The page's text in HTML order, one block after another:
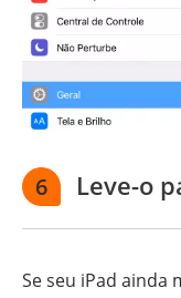
6 Leve-o
Se seu iPad ainda